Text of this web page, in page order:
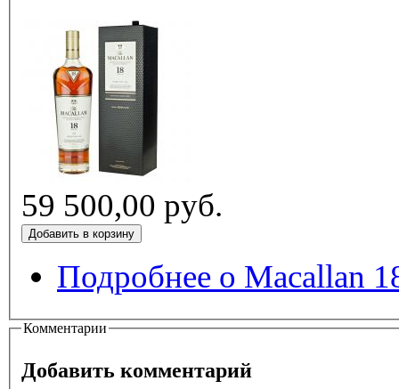
59 500,00 руб.
Подробнее
Комментарии
Добавить комментарий